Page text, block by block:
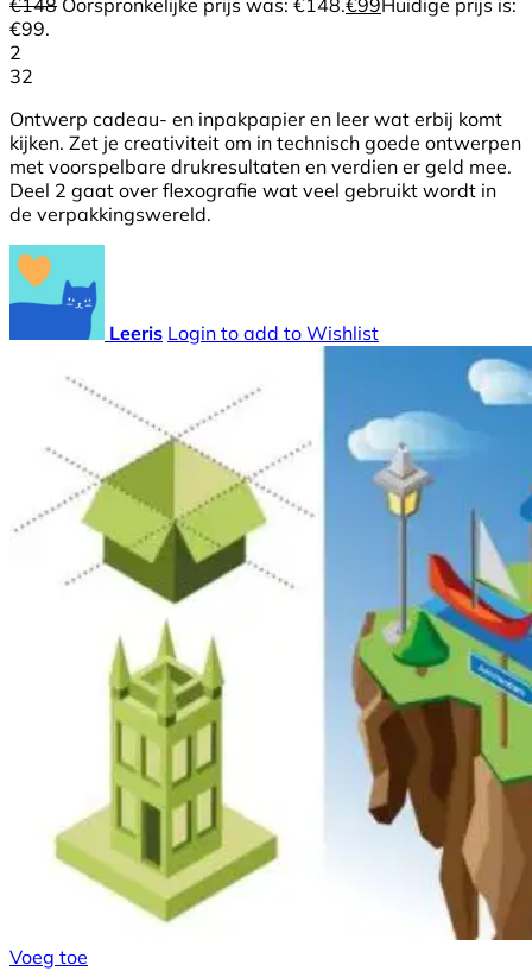
€148 Oorspronkelijke prijs was: €148.€99Huidige prijs is:
€99.
2
32
Ontwerp cadeau- en inpakpapier en leer wat erbij komt
kijken. Zet je creativiteit om in technisch goede ontwerpen
met voorspelbare drukresultaten en verdien er geld mee.
Deel 2 gaat over flexografie wat veel gebruikt wordt in
de verpakkingswereld.
Leeris Login to add to Wishlist
Voeg toe